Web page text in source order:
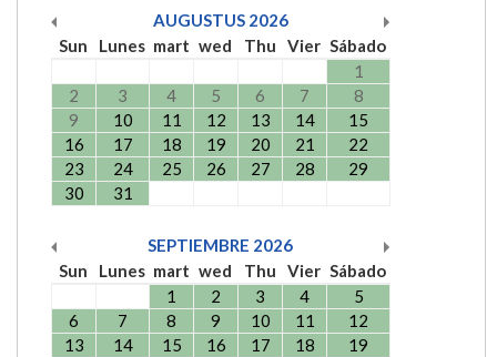
AUGUSTUS 2026
Sun
Lunes mart wed Thu Vier Sábado
1
2
3 4 5 6 7
8
9
10 11 12 13 14
15
16
17 18 19 20 21
22
23
24 25 26 27 28
29
30
31
SEPTIEMBRE 2026
Sun
Lunes mart wed Thu Vier Sábado
1
2 3 4
5
6
7 8 9 10 11
12
13
14 15 16 17 18
19